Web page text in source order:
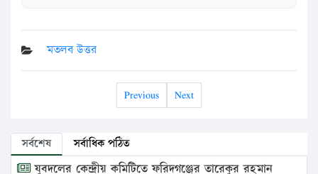
মতলব উত্তর
Previous Next
সর্বশেষ সর্বাধিক পঠিত
যুবদলের কেন্দ্রীয় কমিটিতে ফরিদগঞ্জের তারেকুর রহমান